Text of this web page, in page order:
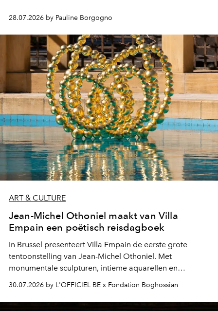
28.07.2026 by Pauline Borgogno
ART & CULTURE
Jean-Michel Othoniel maakt van Villa
Empain een poëtisch reisdagboek
In Brussel presenteert Villa Empain de eerste grote
tentoonstelling van Jean-Michel Othoniel. Met
monumentale sculpturen, intieme aquarellen en
fonkelend Murano-glas creëert de Franse kunstenaar
een emotionele reis waarin elk werk de herinnering
oproept aan een ontmoeting, een bestemming of een
30.07.2026 by L'OFFICIEL BE x Fondation Boghossian